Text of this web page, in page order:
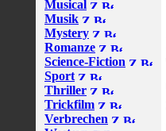
Musical
Musik
Mystery
Romanze
Science-Fiction
Sport
Thriller
Trickfilm
Verbrechen